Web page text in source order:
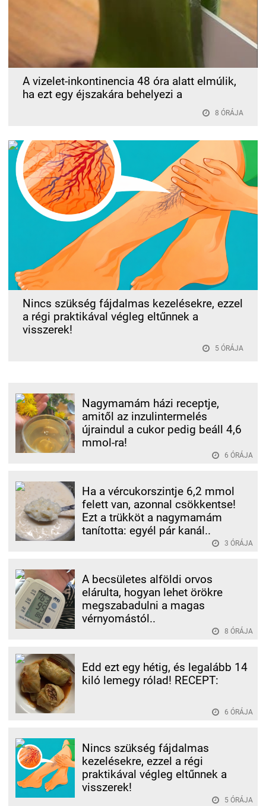
A vizelet-inkontinencia 48 óra alatt elmúlik,
ha ezt egy éjszakára behelyezi a
8 ÓRÁJA
Nincs szükség fájdalmas kezelésekre, ezzel
a régi praktikával végleg eltűnnek a
visszerek!
5 ÓRÁJA
Nagymamám házi receptje,
amitől az inzulintermelés
újraindul a cukor pedig beáll 4,6
mmol-ra!
6 ÓRÁJA
Ha a vércukorszintje 6,2 mmol
felett van, azonnal csökkentse!
Ezt a trükköt a nagymamám
tanította: egyél pár kanál..
3 ÓRÁJA
A becsületes alföldi orvos
elárulta, hogyan lehet örökre
megszabadulni a magas
vérnyomástól..
8 ÓRÁJA
Edd ezt egy hétig, és legalább 14
kiló lemegy rólad! RECEPT:
6 ÓRÁJA
Nincs szükség fájdalmas
kezelésekre, ezzel a régi
praktikával végleg eltűnnek a
visszerek!
5 ÓRÁJA